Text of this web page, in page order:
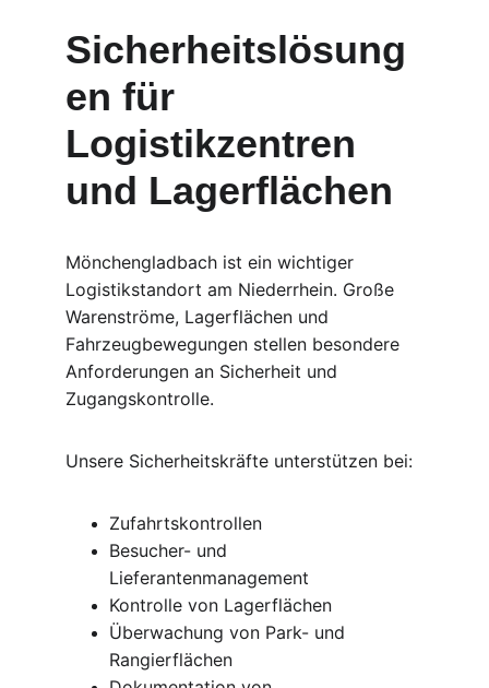
Sicherheitslösung
en für
Logistikzentren
und Lagerflächen
Mönchengladbach ist ein wichtiger
Logistikstandort am Niederrhein. Große
Warenströme, Lagerflächen und
Fahrzeugbewegungen stellen besondere
Anforderungen an Sicherheit und
Zugangskontrolle.
Unsere Sicherheitskräfte unterstützen bei:
Zufahrtskontrollen
Besucher- und
Lieferantenmanagement
Kontrolle von Lagerflächen
Überwachung von Park- und
Rangierflächen